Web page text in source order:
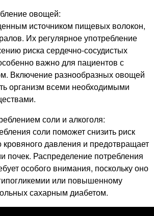
овощей:
источником пищевых волокон,
Их регулярное употребление
риска сердечно-сосудистых
важно для пациентов с
Включение разнообразных овощей
организм всеми необходимыми
соли и алкоголя:
соли поможет снизить риск
кровяного давления и предотвращает
почек. Распределение потребления
особого внимания, поскольку оно
или повышенному
сахарным диабетом.